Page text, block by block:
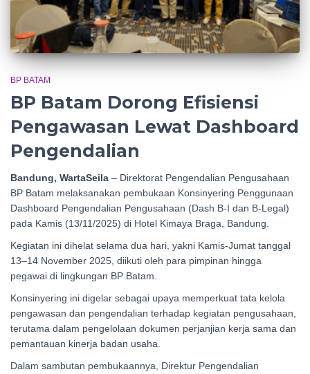
BP BATAM
BP Batam Dorong Efisiensi
Pengawasan Lewat Dashboard
Pengendalian
Bandung, WartaSeila – Direktorat Pengendalian Pengusahaan
BP Batam melaksanakan pembukaan Konsinyering Penggunaan
Dashboard Pengendalian Pengusahaan (Dash B-I dan B-Legal)
pada Kamis (13/11/2025) di Hotel Kimaya Braga, Bandung.
Kegiatan ini dihelat selama dua hari, yakni Kamis-Jumat tanggal
13–14 November 2025, diikuti oleh para pimpinan hingga
pegawai di lingkungan BP Batam.
Konsinyering ini digelar sebagai upaya memperkuat tata kelola
pengawasan dan pengendalian terhadap kegiatan pengusahaan,
terutama dalam pengelolaan dokumen perjanjian kerja sama dan
pemantauan kinerja badan usaha.
Dalam sambutan pembukaannya, Direktur Pengendalian